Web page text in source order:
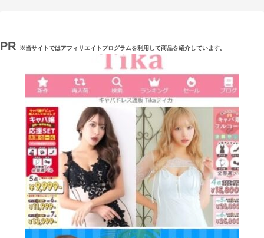
PR ※当サイトではアフィリエイトプログラムを利用して商品を紹介しています。